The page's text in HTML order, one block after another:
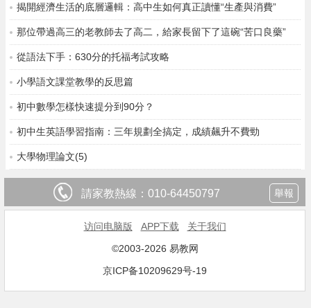
揭開經濟生活的底層邏輯：高中生如何真正讀懂“生產與消費”
那位帶過高三的老教師去了高二，給家長留下了這碗“苦口良藥”
從語法下手：630分的托福考試攻略
小學語文課堂教學的反思篇
初中數學怎樣快速提分到90分？
初中生英語學習指南：三年規劃全搞定，成績飆升不費勁
大學物理論文(5)
請家教熱線： 010-64450797 舉報
访问电脑版 APP下载
关于我们
©2003-2026 易教网
京ICP备10209629号-19